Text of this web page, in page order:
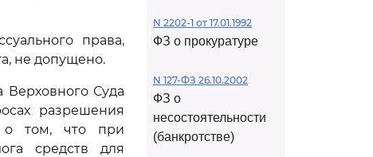
права,
не допущено.
Верховного Суда
разрешения
о том, что при
средств для
N 2202-1 от 17.01.1992
ФЗ о прокуратуре
N 127-ФЗ 26.10.2002
ФЗ о
несостоятельности
(банкротстве)